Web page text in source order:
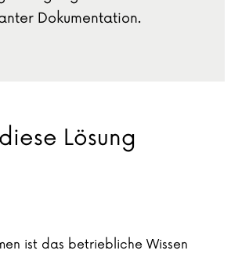
Dokumentation.
Lösung
ist das betriebliche Wissen